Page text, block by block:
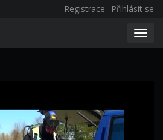
Registrace Přihlásit se